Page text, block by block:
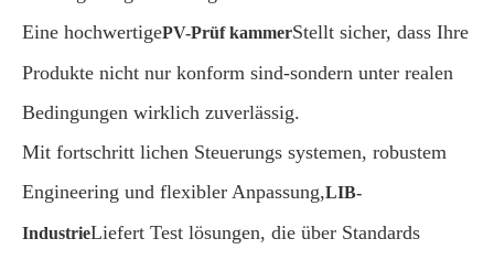
Eine hochwertigePV-Prüf kammerStellt sicher, dass Ihre
Produkte nicht nur konform sind-sondern unter realen
Bedingungen wirklich zuverlässig.
Mit fortschritt lichen Steuerungs systemen, robustem
Engineering und flexibler Anpassung,LIB-
IndustrieLiefert Test lösungen, die über Standards